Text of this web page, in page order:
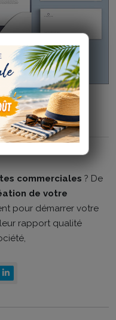
créateurs
commerciales ? De
de votre
pour démarrer votre
rapport qualité